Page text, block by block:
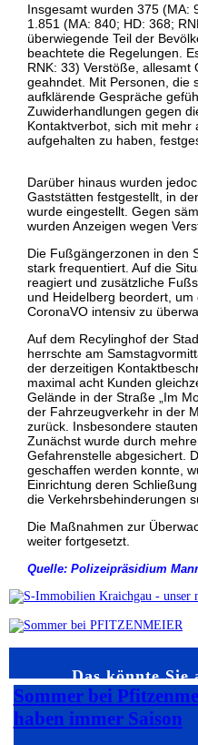
Insgesamt wurden 375 (MA:
1.851 (MA: 840; HD: 368;
überwiegende Teil der
beachtete die Regelungen.
RNK: 33) Verstöße, allesamt
geahndet. Mit Personen, die
aufklärende Gespräche
Zuwiderhandlungen gegen
Kontaktverbot, sich mit mehr
aufgehalten zu haben,
Darüber hinaus wurden
Gaststätten festgestellt, in
wurde eingestellt. Gegen
wurden Anzeigen wegen
Die Fußgängerzonen in den
stark frequentiert. Auf die
reagiert und zusätzliche
und Heidelberg beordert,
CoronaVO intensiv zu
Auf dem Recylinghof der
herrschte am
der derzeitigen
maximal acht Kunden
Gelände in der Straße „Im
der Fahrzeugverkehr in der
zurück. Insbesondere
Zunächst wurde durch
Gefahrenstelle abgesichert.
geschaffen werden konnte,
Einrichtung deren
die Verkehrsbehinderungen
Die Maßnahmen zur
weiter fortgesetzt.
Quelle: Polizeipräsidium
Das könnte
Sommer bei
haben immer Saison